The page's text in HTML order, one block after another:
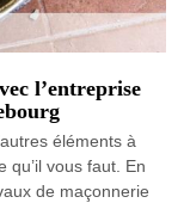
l’entreprise
éléments à
qu’il vous faut. En
de maçonnerie